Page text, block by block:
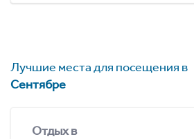
Лучшие места для посещения в
Сентябре
Отдых в